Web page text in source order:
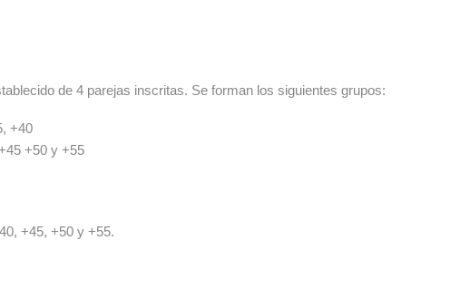
de 4 parejas inscritas. Se forman los siguientes grupos:
+40
+50 y +55
+45, +50 y +55.